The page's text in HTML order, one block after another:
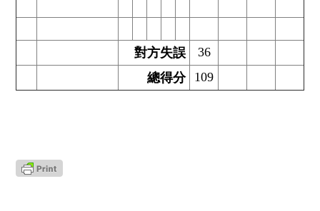
對方失誤
36
總得分
109